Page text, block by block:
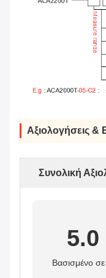
Αξιολογήσεις
Συνολική
5.0
Βασισμένο σε